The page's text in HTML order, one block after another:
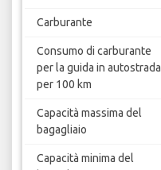
Carburante
Consumo di carburante
per la guida in autostrada
per 100 km
Capacità massima del
bagagliaio
Capacità minima del